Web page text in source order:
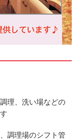
理、洗い場などの
調理場のシフト管